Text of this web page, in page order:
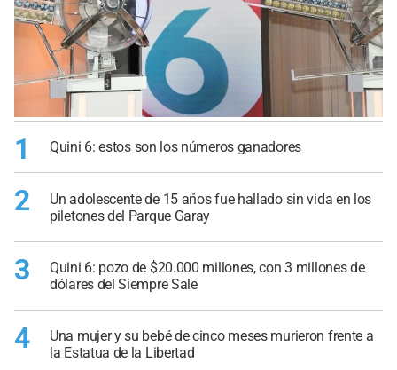
1 Quini 6: estos son los números ganadores
2
Un adolescente de 15 años fue hallado sin vida en los
piletones del Parque Garay
3
Quini 6: pozo de $20.000 millones, con 3 millones de
dólares del Siempre Sale
4
Una mujer y su bebé de cinco meses murieron frente a
la Estatua de la Libertad